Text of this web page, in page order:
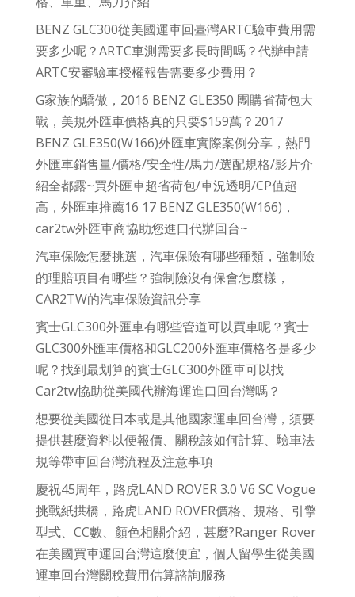
BENZ GLC300從美國運車回臺灣ARTC驗車費用需
要多少呢？ARTC車測需要多長時間嗎？代辦申請
ARTC安審驗車授權報告需要多少費用？
G家族的驕傲，2016 BENZ GLE350 團購省荷包大
戰，美規外匯車價格真的只要$159萬？2017
BENZ GLE350(W166)外匯車實際案例分享，熱門
外匯車銷售量/價格/安全性/馬力/選配規格/影片介
紹全都露~買外匯車超省荷包/車況透明/CP值超
高，外匯車推薦16 17 BENZ GLE350(W166)，
car2tw外匯車商協助您進口代辦回台~
汽車保險怎麼挑選，汽車保險有哪些種類，強制險
的理賠項目有哪些？強制險沒有保會怎麼樣，
CAR2TW的汽車保險資訊分享
賓士GLC300外匯車有哪些管道可以買車呢？賓士
GLC300外匯車價格和GLC200外匯車價格各是多少
呢？找到最划算的賓士GLC300外匯車可以找
Car2tw協助從美國代辦海運進口回台灣嗎？
想要從美國從日本或是其他國家運車回台灣，須要
提供甚麼資料以便報價、關稅該如何計算、驗車法
規等帶車回台灣流程及注意事項
慶祝45周年，路虎LAND ROVER 3.0 V6 SC Vogue
挑戰紙拱橋，路虎LAND ROVER價格、規格、引擎
型式、CC數、顏色相關介紹，甚麼?Ranger Rover
在美國買車運回台灣這麼便宜，個人留學生從美國
運車回台灣關稅費用估算諮詢服務